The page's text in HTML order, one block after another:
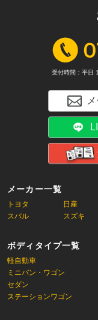
メーカー一覧
トヨタ 日産
スバル
スズキ
ボディタイプ一覧
軽自動車
ミニバン・ワゴン
セダン
ステーションワゴン
受付時間：平日